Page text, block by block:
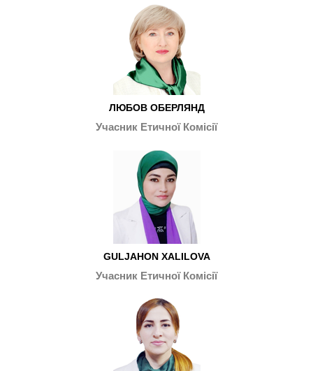
ЛЮБОВ ОБЕРЛЯНД
Учасник Етичної Комісії
GULJAHON XALILOVA
Учасник Етичної Комісії